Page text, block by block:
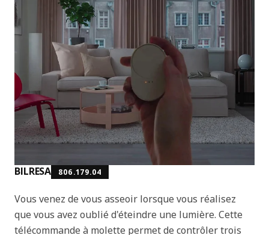
BILRESA 806.179.04
Vous venez de vous asseoir lorsque vous réalisez
que vous avez oublié d'éteindre une lumière. Cette
télécommande à molette permet de contrôler trois